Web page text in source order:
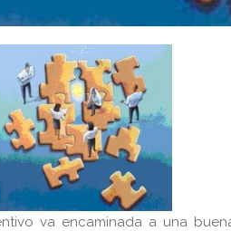
va encaminada a una